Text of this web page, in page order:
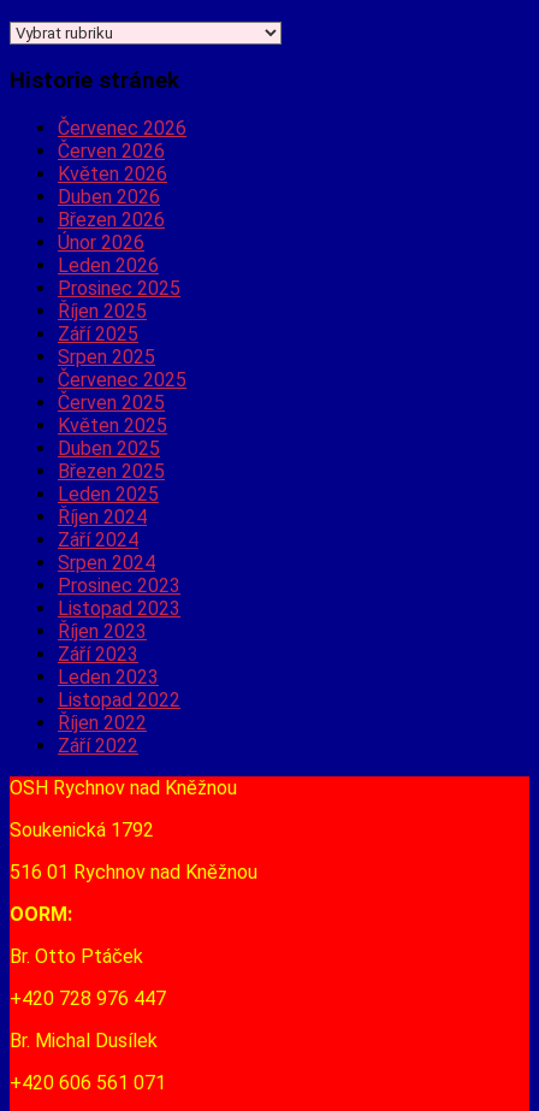
Jaké
hledáte?
Historie stránek
Červenec 2026
Červen 2026
Květen 2026
Duben 2026
Březen 2026
Únor 2026
Leden 2026
Prosinec 2025
Říjen 2025
Září 2025
Srpen 2025
Červenec 2025
Červen 2025
Květen 2025
Duben 2025
Březen 2025
Leden 2025
Říjen 2024
Září 2024
Srpen 2024
Prosinec 2023
Listopad 2023
Říjen 2023
Září 2023
Leden 2023
Listopad 2022
Říjen 2022
Září 2022
OSH Rychnov nad Kněžnou
Soukenická 1792
516 01 Rychnov nad Kněžnou
OORM:
Br. Otto Ptáček
+420 728 976 447
Br. Michal Dusílek
+420 606 561 071